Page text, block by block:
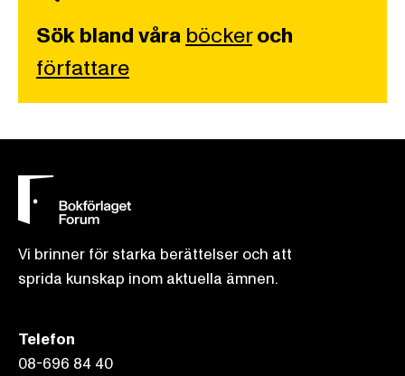
Sök bland våra böckeroch
författare
Vi brinner för starka berättelser och att
sprida kunskap inom aktuella ämnen.
Telefon
08-696 84 40